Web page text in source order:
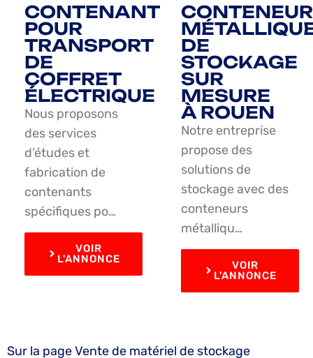
CONTENANT
POUR
TRANSPORT
DE
COFFRET
ÉLECTRIQUE
Nous proposons
des services
d’études et
fabrication de
contenants
spécifiques po…
VOIR
L'ANNONCE
DE
STOCKAGE
SUR
MESURE
À ROUEN
Notre entreprise
propose des
solutions de
stockage avec des
conteneurs
métalliqu…
VOIR
L'ANNONCE
Sur la page Vente de matériel de stockage